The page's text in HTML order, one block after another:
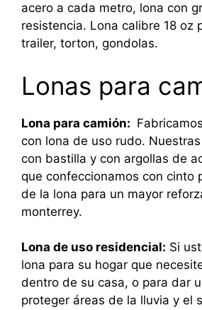
acero a cada metro, lona con
resistencia. Lona calibre 18 oz
trailer, torton, gondolas.
Lonas para
Lona para camión:
con lona de uso rudo.
con bastilla y con argollas de
que confeccionamos con cinto
de la lona para un mayor
monterrey.
Lona de uso residencial: Si
lona para su hogar que
dentro de su casa, o para dar
proteger áreas de la lluvia y el